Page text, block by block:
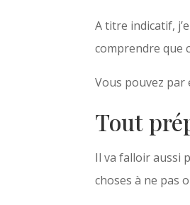
A titre indicatif,
comprendre que
Vous pouvez par
Tout
Il va falloir aussi
choses à ne pas